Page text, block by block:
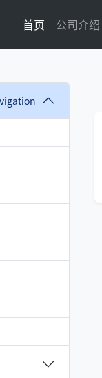
首页 公司介绍